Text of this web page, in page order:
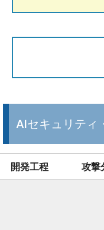
AIセキュリティ
開発工程 攻撃